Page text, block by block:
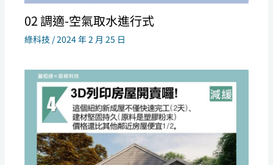
02 調適-空氣取水進行式
綠科技 /2024 年 2 月 25 日